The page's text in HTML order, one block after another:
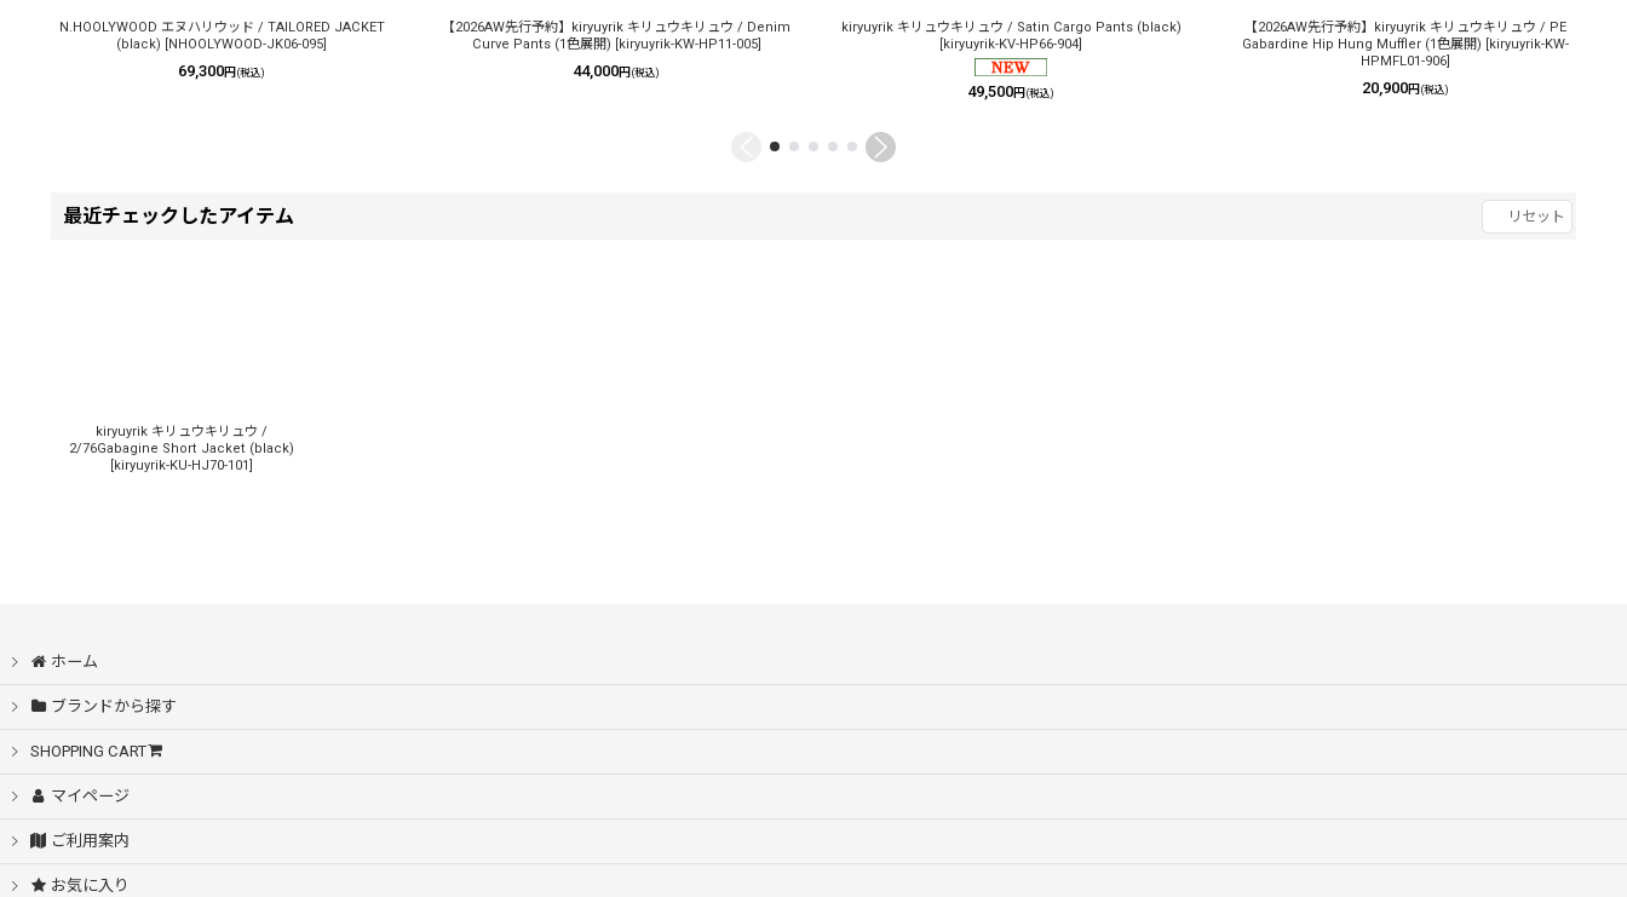
N.HOOLYWOOD エヌハリウッド / TAILORED JACKET
(black) [NHOOLYWOOD-JK06-095]
69,300円 (税込)
【2026AW先行予約】kiryuyrik キリュウキリュウ / Denim
Curve Pants (1色展開) [kiryuyrik-KW-HP11-005]
44,000円 (税込)
kiryuyrik キリュウキリュウ / Satin Cargo Pants (black)
[kiryuyrik-KV-HP66-904]
49,500円 (税込)
【2026AW先行予約】kiryuyrik キリュウキリュウ / PE
Gabardine Hip Hung Muffler (1色展開) [kiryuyrik-KW-
HPMFL01-906]
20,900円 (税込)
最近チェックしたアイテム リセット
kiryuyrik キリュウキリュウ /
2/76Gabagine Short Jacket (black)
[kiryuyrik-KU-HJ70-101]
ホーム
ブランドから探す
SHOPPING CART
マイページ
ご利用案内
お気に入り